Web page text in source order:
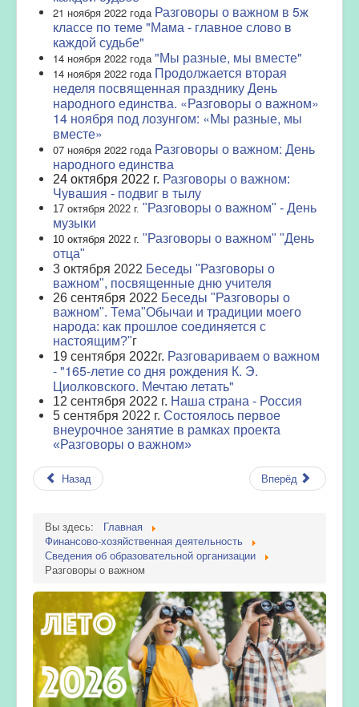
21 ноября 2022 года Разговоры о важном в 5ж
классе по теме "Мама - главное слово в
каждой судьбе"
14 ноября 2022 года "Мы разные, мы вместе"
14 ноября 2022 года Продолжается вторая
неделя посвященная празднику День
народного единства. «Разговоры о важном»
14 ноября под лозунгом: «Мы разные, мы
вместе»
07 ноября 2022 года Разговоры о важном: День
народного единства
24 октября 2022 г. Разговоры о важном:
Чувашия - подвиг в тылу
17 октября 2022 г. "Разговоры о важном" - День
музыки
10 октября 2022 г. "Разговоры о важном" "День
отца"
3 октября 2022 Беседы "Разговоры о
важном", посвященные дню учителя
26 сентября 2022 Беседы "Разговоры о
важном". Тема"Обычаи и традиции моего
народа: как прошлое соединяется с
настоящим?"г
19 сентября 2022г. Разговариваем о важном
- "165-летие со дня рождения К. Э.
Циолковского. Мечтаю летать"
12 сентября 2022 г. Наша страна - Россия
5 сентября 2022 г. Состоялось первое
внеурочное занятие в рамках проекта
«Разговоры о важном»
Назад Вперёд
Вы здесь:
Главная
Финансово-хозяйственная деятельность
Сведения об образовательной организации
Разговоры о важном